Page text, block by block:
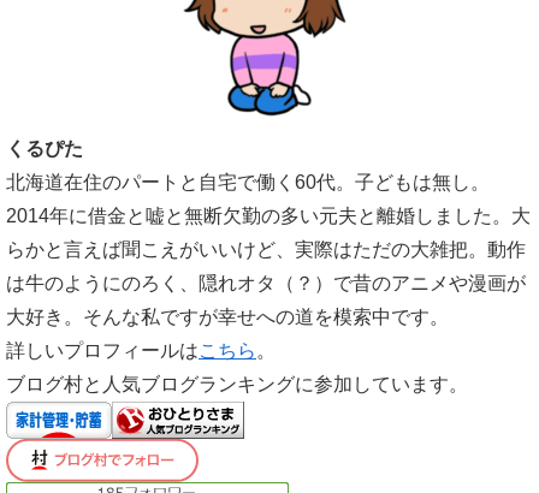
くるぴた
北海道在住のパートと自宅で働く60代。子どもは無し。
2014年に借金と嘘と無断欠勤の多い元夫と離婚しました。大
らかと言えば聞こえがいいけど、実際はただの大雑把。動作
は牛のようにのろく、隠れオタ（？）で昔のアニメや漫画が
大好き。そんな私ですが幸せへの道を模索中です。
詳しいプロフィールはこちら 。
ブログ村と人気ブログランキングに参加しています。